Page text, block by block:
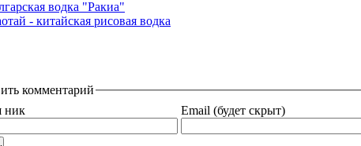
водка "Ракиа"
- китайская рисовая водка
комментарий
ник Email (будет скрыт)